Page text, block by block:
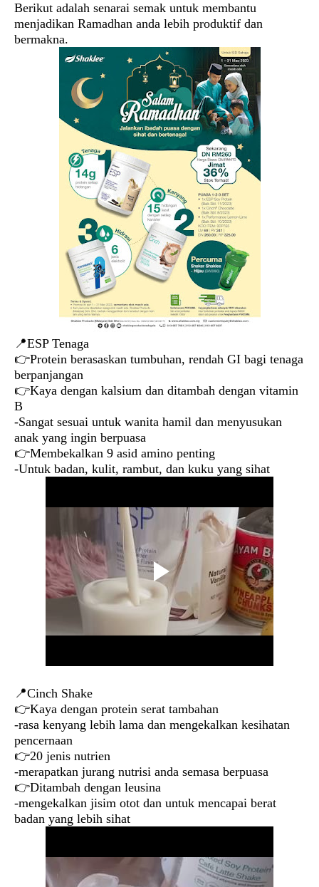
Berikut adalah senarai semak untuk membantu
menjadikan Ramadhan anda lebih produktif dan
bermakna.
📍ESP Tenaga
👉Protein berasaskan tumbuhan, rendah GI bagi tenaga
berpanjangan
👉Kaya dengan kalsium dan ditambah dengan vitamin
B
-Sangat sesuai untuk wanita hamil dan menyusukan
anak yang ingin berpuasa
👉Membekalkan 9 asid amino penting
-Untuk badan, kulit, rambut, dan kuku yang sihat
📍Cinch Shake
👉Kaya dengan protein serat tambahan
-rasa kenyang lebih lama dan mengekalkan kesihatan
pencernaan
👉20 jenis nutrien
-merapatkan jurang nutrisi anda semasa berpuasa
👉Ditambah dengan leusina
-mengekalkan jisim otot dan untuk mencapai berat
badan yang lebih sihat